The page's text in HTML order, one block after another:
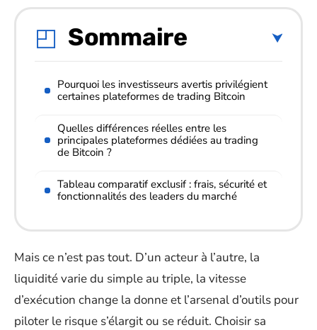
Sommaire
Pourquoi les investisseurs avertis privilégient
certaines plateformes de trading Bitcoin
Quelles différences réelles entre les
principales plateformes dédiées au trading
de Bitcoin ?
Tableau comparatif exclusif : frais, sécurité et
fonctionnalités des leaders du marché
Mais ce n’est pas tout. D’un acteur à l’autre, la
liquidité varie du simple au triple, la vitesse
d’exécution change la donne et l’arsenal d’outils pour
piloter le risque s’élargit ou se réduit. Choisir sa